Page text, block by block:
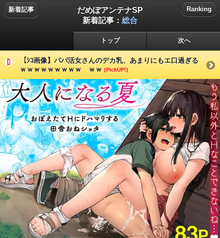
新着記事
だめぽアンテナSP
新着記事： 総合
Ranking
トップ 次へ
【ｼｺ画像】パパ活女さんのデカ乳、あまりにもエ口過ぎる
ｗｗｗｗｗｗｗｗｗ ｗｗ (PickUP!)